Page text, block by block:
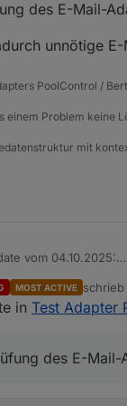
des E-Mail-
unnötige
PoolControl /
einem Problem keine
mit
vom 04.10.2025:
In der vorherigen
und zu
Sperrzeit
verhindert dadurch
MOST ACTIVE schrieb
zuletzt
in Test Adapter
des E-